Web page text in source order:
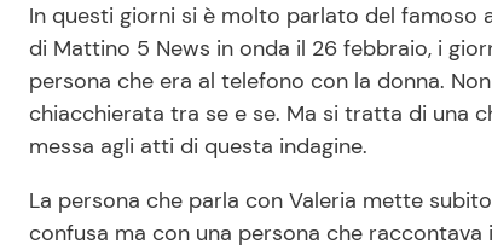
In questi giorni si è molto parlato del famoso
di Mattino 5 News in onda il 26 febbraio, i
persona che era al telefono con la donna.
chiacchierata tra se e se. Ma si tratta di una
messa agli atti di questa indagine.
La persona che parla con Valeria mette
confusa ma con una persona che